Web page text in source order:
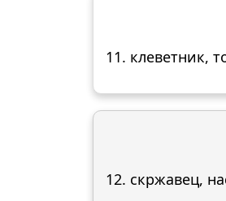
11. клеветник,
12. скржавец,